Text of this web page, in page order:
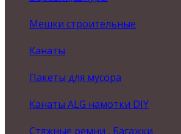
Мешки строительные
Канаты
Пакеты для мусора
Канаты ALG намотки DIY
Стяжные ремни , Багажки